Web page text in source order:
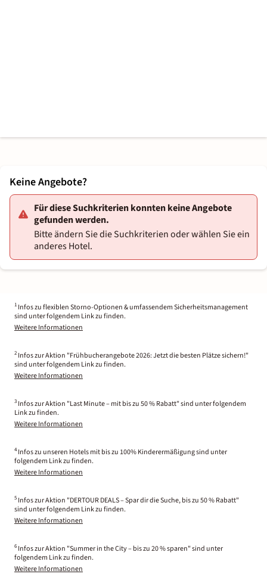
Keine Angebote?
Für diese Suchkriterien konnten keine Angebote
gefunden werden.
Bitte ändern Sie die Suchkriterien oder wählen Sie ein
anderes Hotel.
1 Infos zu flexiblen Storno-Optionen & umfassendem Sicherheitsmanagement
sind unter folgendem Link zu finden.
Weitere Informationen
2 Infos zur Aktion "Frühbucherangebote 2026: Jetzt die besten Plätze sichern!"
sind unter folgendem Link zu finden.
Weitere Informationen
3 Infos zur Aktion "Last Minute – mit bis zu 50 % Rabatt" sind unter folgendem
Link zu finden.
Weitere Informationen
4 Infos zu unseren Hotels mit bis zu 100% Kinderermäßigung sind unter
folgendem Link zu finden.
Weitere Informationen
5 Infos zur Aktion "DERTOUR DEALS – Spar dir die Suche, bis zu 50 % Rabatt"
sind unter folgendem Link zu finden.
Weitere Informationen
6 Infos zur Aktion "Summer in the City – bis zu 20 % sparen" sind unter
folgendem Link zu finden.
Weitere Informationen